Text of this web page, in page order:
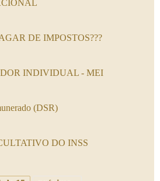
DE IMPOSTOS???
INDIVIDUAL - MEI
(DSR)
DO INSS